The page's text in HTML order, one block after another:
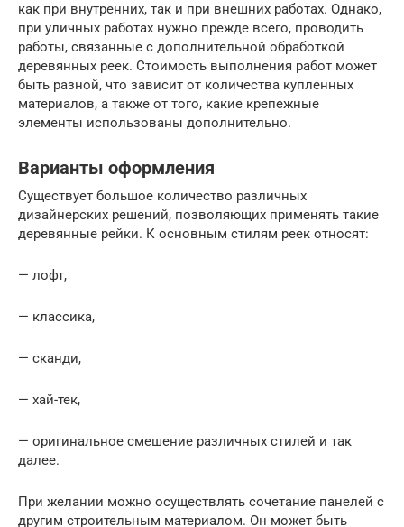
как при внутренних, так и при внешних работах. Однако,
при уличных работах нужно прежде всего, проводить
работы, связанные с дополнительной обработкой
деревянных реек. Стоимость выполнения работ может
быть разной, что зависит от количества купленных
материалов, а также от того, какие крепежные
элементы использованы дополнительно.
Варианты оформления
Существует большое количество различных
дизайнерских решений, позволяющих применять такие
деревянные рейки. К основным стилям реек относят:
— лофт,
— классика,
— сканди,
— хай-тек,
— оригинальное смешение различных стилей и так
далее.
При желании можно осуществлять сочетание панелей с
другим строительным материалом. Он может быть